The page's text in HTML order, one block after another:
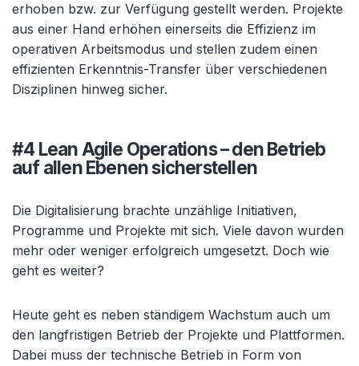
erhoben bzw. zur Verfügung gestellt werden. Projekte
aus einer Hand erhöhen einerseits die Effizienz im
operativen Arbeitsmodus und stellen zudem einen
effizienten Erkenntnis-Transfer über verschiedenen
Disziplinen hinweg sicher.
#4 Lean Agile Operations – den Betrieb
auf allen Ebenen sicherstellen
Die Digitalisierung brachte unzählige Initiativen,
Programme und Projekte mit sich. Viele davon wurden
mehr oder weniger erfolgreich umgesetzt. Doch wie
geht es weiter?
Heute geht es neben ständigem Wachstum auch um
den langfristigen Betrieb der Projekte und Plattformen.
Dabei muss der technische Betrieb in Form von